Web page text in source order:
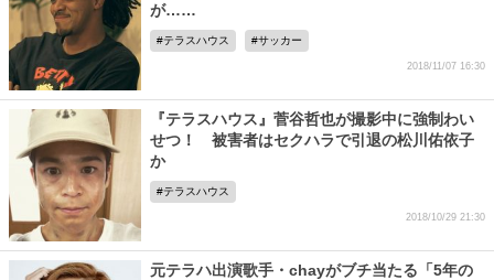
が……
テラスハウス サッカー
2018/11/07 16:30
『テラスハウス』菅谷哲也が撮影中に強制わい
せつ！ 被害者はセクハラで引退の松川佑依子
か
テラスハウス
2018/10/29 21:30
元テラハ出演歌手・chayがブチ当たる「5年の